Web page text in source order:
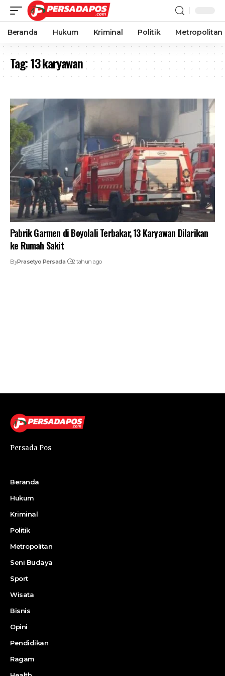
Beranda Hukum Kriminal Politik Metropolitan
Tag:13 karyawan
Pabrik Garmen di Boyolali Terbakar, 13 Karyawan Dilarikan
ke Rumah Sakit
ByPrasetyo Persada 2 tahun ago
Persada Pos
Beranda
Hukum
Kriminal
Politik
Metropolitan
Seni Budaya
Sport
Wisata
Bisnis
Opini
Pendidikan
Ragam